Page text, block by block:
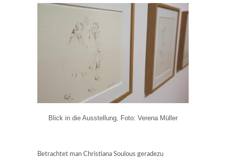
Blick in die Ausstellung, Foto: Verena Müller
Betrachtet man Christiana Soulous geradezu